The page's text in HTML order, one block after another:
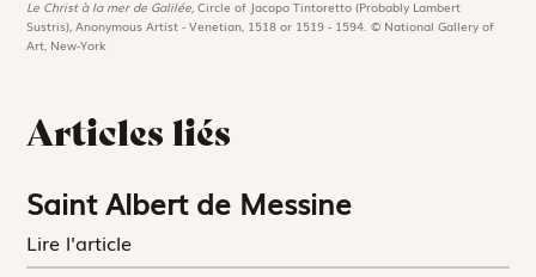
Le Christ à la mer de Galilée,Circle of Jacopo Tintoretto (Probably Lambert
Sustris), Anonymous Artist - Venetian, 1518 or 1519 - 1594. © National Gallery of
Art, New-York
Articles liés
Saint Albert de Messine
Lire l'article